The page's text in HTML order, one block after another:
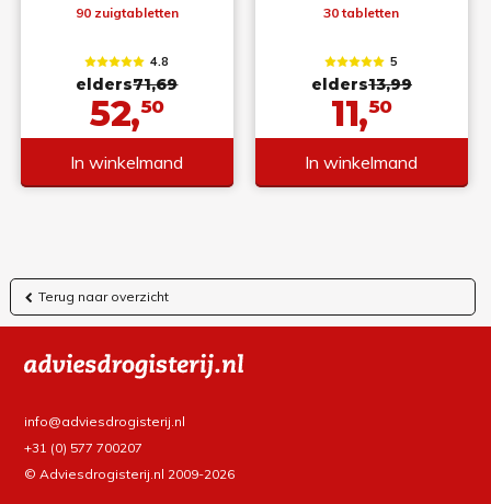
90 zuigtabletten
4.8
elders71,69
52,50
In winkelmand
30 tabletten
5
elders13,99
11,50
In winkelmand
Terug naar overzicht
info@adviesdrogisterij.nl
+31 (0) 577 700207
© Adviesdrogisterij.nl 2009-2026